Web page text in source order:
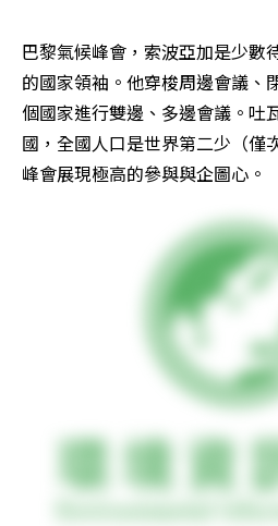
巴黎氣候峰會，索波亞加是少數
的國家領袖。他穿梭周邊會議、
個國家進行雙邊、多邊會議。吐
國，全國人口是世界第二少（僅
峰會展現極高的參與與企圖心。